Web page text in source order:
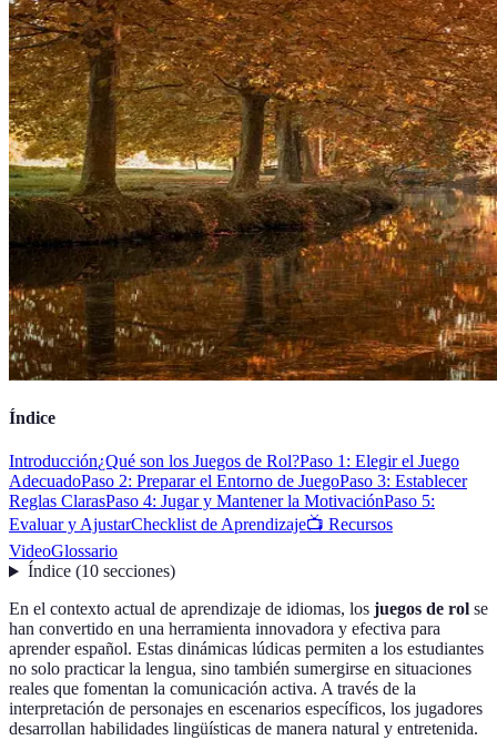
Índice
Introducción¿Qué son los Juegos de Rol?Paso 1: Elegir el Juego
AdecuadoPaso 2: Preparar el Entorno de JuegoPaso 3: Establecer
Reglas ClarasPaso 4: Jugar y Mantener la MotivaciónPaso 5:
Evaluar y AjustarChecklist de Aprendizaje📺 Recursos
VideoGlossario
Índice(10 secciones)
En el contexto actual de aprendizaje de idiomas, los juegos de rol se
han convertido en una herramienta innovadora y efectiva para
aprender español. Estas dinámicas lúdicas permiten a los estudiantes
no solo practicar la lengua, sino también sumergirse en situaciones
reales que fomentan la comunicación activa. A través de la
interpretación de personajes en escenarios específicos, los jugadores
desarrollan habilidades lingüísticas de manera natural y entretenida.